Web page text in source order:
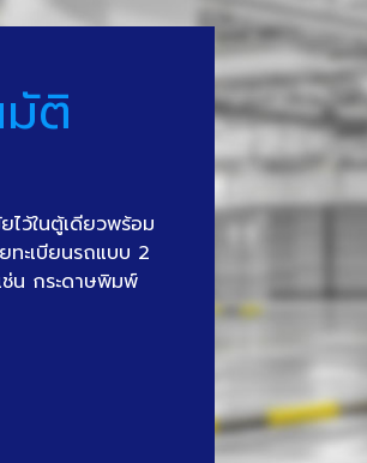
ติ
ไว้ในตู้เดียวพร้อม
ะเบียนรถแบบ 2
ช่น กระดาษพิมพ์